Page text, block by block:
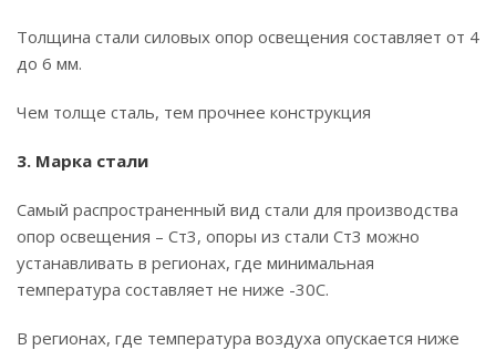
Толщина стали силовых опор освещения составляет от 4
до 6 мм.
Чем толще сталь, тем прочнее конструкция
3. Марка стали
Самый распространенный вид стали для производства
опор освещения – Ст3, опоры из стали Ст3 можно
устанавливать в регионах, где минимальная
температура составляет не ниже -30С.
В регионах, где температура воздуха опускается ниже